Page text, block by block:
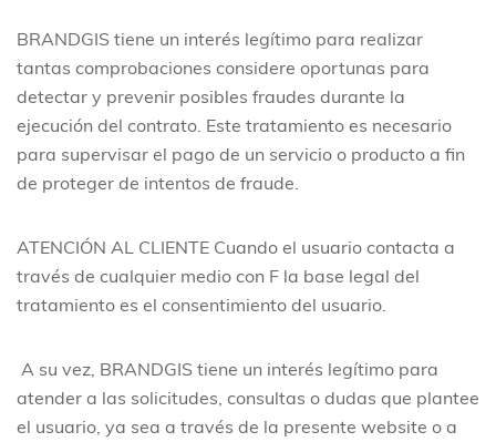
BRANDGIS tiene un interés legítimo para realizar
tantas comprobaciones considere oportunas para
detectar y prevenir posibles fraudes durante la
ejecución del contrato. Este tratamiento es necesario
para supervisar el pago de un servicio o producto a fin
de proteger de intentos de fraude.
ATENCIÓN AL CLIENTE Cuando el usuario contacta a
través de cualquier medio con F la base legal del
tratamiento es el consentimiento del usuario.
A su vez, BRANDGIS tiene un interés legítimo para
atender a las solicitudes, consultas o dudas que plantee
el usuario, ya sea a través de la presente website o a